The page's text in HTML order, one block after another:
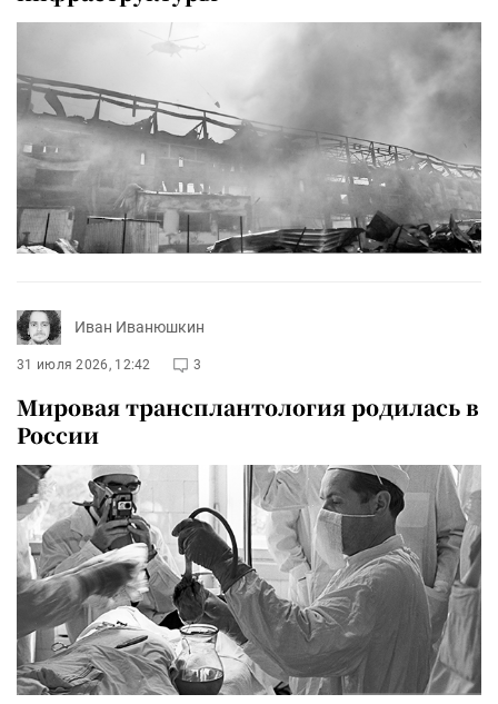
Иван Иванюшкин
31 июля 2026, 12:42 3
Мировая трансплантология родилась в
России